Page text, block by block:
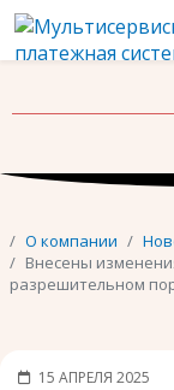
О компании
Внесены
разрешительном
15 АПРЕЛЯ 2025